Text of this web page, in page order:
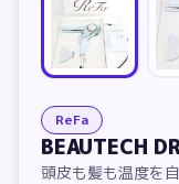
ReFa
BEAUTECH
頭皮も髪も温度を